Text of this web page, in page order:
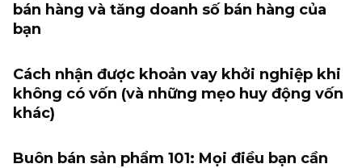
bán hàng và tăng doanh số bán hàng của
bạn
Cách nhận được khoản vay khởi nghiệp khi
không có vốn (và những mẹo huy động vốn
khác)
Buôn bán sản phẩm 101: Mọi điều bạn cần